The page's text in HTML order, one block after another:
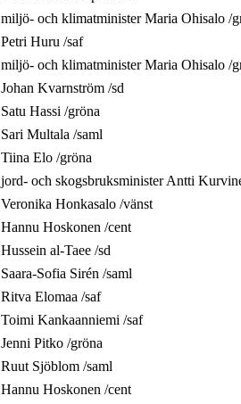
miljö- och klimatminister Maria Ohisalo /
Petri Huru /saf
miljö- och klimatminister Maria Ohisalo /
Johan Kvarnström /sd
Satu Hassi /gröna
Sari Multala /saml
Tiina Elo /gröna
jord- och skogsbruksministerAntti
Veronika Honkasalo /vänst
Hannu Hoskonen /cent
Hussein al-Taee /sd
Saara-Sofia Sirén /saml
Ritva Elomaa /saf
Toimi Kankaanniemi /saf
Jenni Pitko /gröna
Ruut Sjöblom /saml
Hannu Hoskonen /cent